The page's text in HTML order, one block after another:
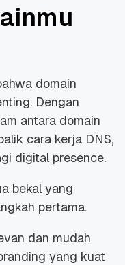
domain
Dengan
antara domain
cara kerja DNS,
digital presence.
bekal yang
pertama.
dan mudah
yang kuat